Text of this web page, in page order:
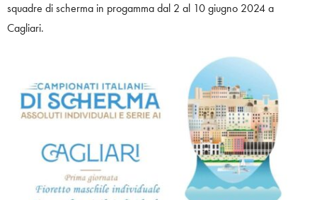
squadre di scherma in progamma dal 2 al 10 giugno 2024 a
Cagliari.